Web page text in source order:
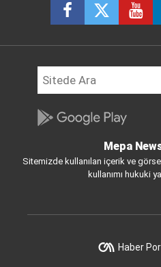
Mepa
Sitemizde kullanılan içerik ve
kullanımı hukuki
Haber